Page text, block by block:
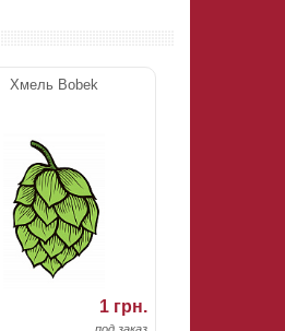
Хмель Bobek
1 грн.